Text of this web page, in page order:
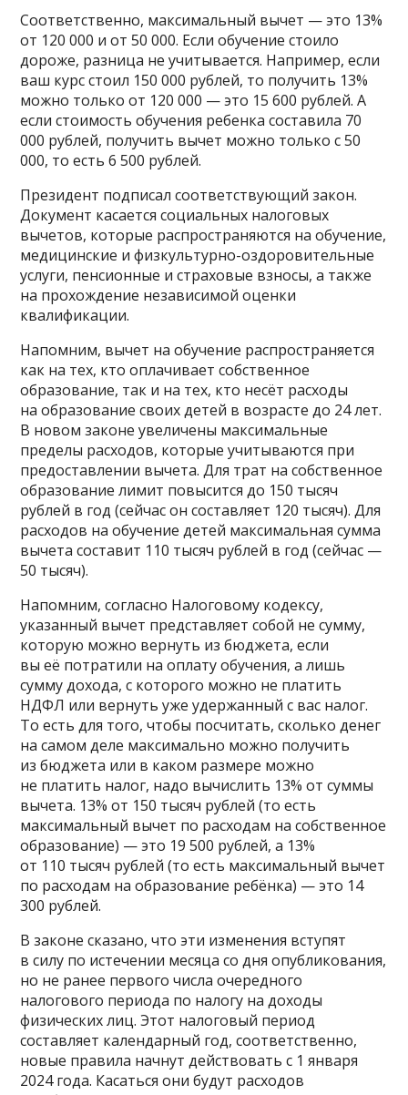
Соответственно, максимальный вычет — это 13%
от 120 000 и от 50 000. Если обучение стоило
дороже, разница не учитывается. Например, если
ваш курс стоил 150 000 рублей, то получить 13%
можно только от 120 000 — это 15 600 рублей. А
если стоимость обучения ребенка составила 70
000 рублей, получить вычет можно только с 50
000, то есть 6 500 рублей.
Президент подписал соответствующий закон.
Документ касается социальных налоговых
вычетов, которые распространяются на обучение,
медицинские и физкультурно-оздоровительные
услуги, пенсионные и страховые взносы, а также
на прохождение независимой оценки
квалификации.
Напомним, вычет на обучение распространяется
как на тех, кто оплачивает собственное
образование, так и на тех, кто несёт расходы
на образование своих детей в возрасте до 24 лет.
В новом законе увеличены максимальные
пределы расходов, которые учитываются при
предоставлении вычета. Для трат на собственное
образование лимит повысится до 150 тысяч
рублей в год (сейчас он составляет 120 тысяч). Для
расходов на обучение детей максимальная сумма
вычета составит 110 тысяч рублей в год (сейчас —
50 тысяч).
Напомним, согласно Налоговому кодексу,
указанный вычет представляет собой не сумму,
которую можно вернуть из бюджета, если
вы её потратили на оплату обучения, а лишь
сумму дохода, с которого можно не платить
НДФЛ или вернуть уже удержанный с вас налог.
То есть для того, чтобы посчитать, сколько денег
на самом деле максимально можно получить
из бюджета или в каком размере можно
не платить налог, надо вычислить 13% от суммы
вычета. 13% от 150 тысяч рублей (то есть
максимальный вычет по расходам на собственное
образование) — это 19 500 рублей, а 13%
от 110 тысяч рублей (то есть максимальный вычет
по расходам на образование ребёнка) — это 14
300 рублей.
В законе сказано, что эти изменения вступят
в силу по истечении месяца со дня опубликования,
но не ранее первого числа очередного
налогового периода по налогу на доходы
физических лиц. Этот налоговый период
составляет календарный год, соответственно,
новые правила начнут действовать с 1 января
2024 года. Касаться они будут расходов